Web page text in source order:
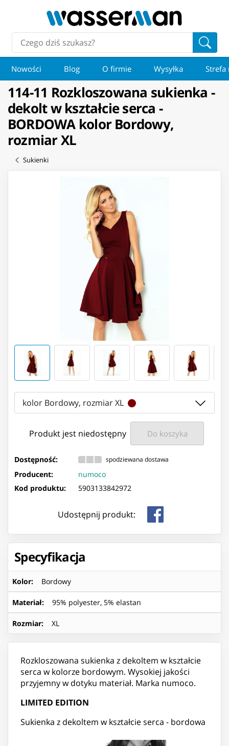
Nowości Blog O firmie Wysyłka Strefa
114-11 Rozkloszowana sukienka -
dekolt w kształcie serca -
BORDOWA kolor Bordowy,
rozmiar XL
Sukienki
kolor Bordowy, rozmiar XL
Produkt jest niedostępny Do koszyka
Dostępność: spodziewana dostawa
Producent:
numoco
Kod produktu:
5903133842972
Udostępnij produkt:
Specyfikacja
Kolor: Bordowy
Materiał: 95% polyester, 5% elastan
Rozmiar: XL
Rozkloszowana sukienka z dekoltem w kształcie
serca w kolorze bordowym. Wysokiej jakości
przyjemny w dotyku materiał. Marka numoco.
LIMITED EDITION
Sukienka z dekoltem w kształcie serca - bordowa